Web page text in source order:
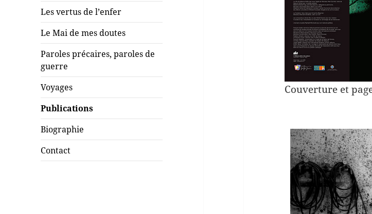
Les vertus de l’enfer
Le Mai de mes doutes
Paroles précaires, paroles de
guerre
Voyages
Publications
Biographie
Contact
Couverture et